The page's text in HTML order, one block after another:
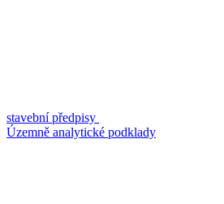
stavební předpisy
Územně analytické podklady